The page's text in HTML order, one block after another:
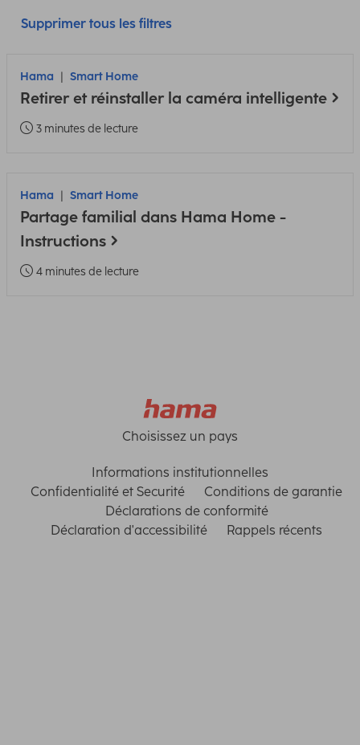
Supprimer tous les filtres
Hama Smart Home
Retirer et réinstaller la caméra intelligente
3 minutes de lecture
Hama Smart Home
Partage familial dans Hama Home -
Instructions
4 minutes de lecture
Choisissez un pays
Informations institutionnelles
Confidentialité et Securité
Conditions de garantie
Déclarations de conformité
Déclaration d'accessibilité
Rappels récents